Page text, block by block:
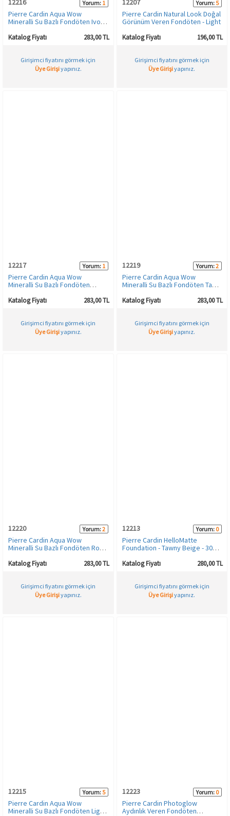
12216 Yorum: 1
Pierre Cardin Aqua Wow
Mineralli Su Bazlı Fondöten Ivory
Katalog Fiyatı 283,00 TL
Girişimci fiyatını görmek için
Üye Girişiyapınız.
12207 Yorum:5
Pierre Cardin Natural Look Doğal
Görünüm Veren Fondöten - Light
Katalog Fiyatı 196,00 TL
Girişimci fiyatını görmek için
Üye Girişiyapınız.
12217 Yorum: 1
Pierre Cardin Aqua Wow
Mineralli Su Bazlı Fondöten
Katalog Fiyatı 283,00 TL
Girişimci fiyatını görmek için
Üye Girişiyapınız.
12219 Yorum:2
Pierre Cardin Aqua Wow
Mineralli Su Bazlı Fondöten Tan
Katalog Fiyatı 283,00 TL
Girişimci fiyatını görmek için
Üye Girişiyapınız.
12220 Yorum:2
Pierre Cardin Aqua Wow
Mineralli Su Bazlı Fondöten Rose
Katalog Fiyatı 283,00 TL
Girişimci fiyatını görmek için
Üye Girişiyapınız.
12213 Yorum: 0
Pierre Cardin HelloMatte
Foundation - Tawny Beige - 30
Katalog Fiyatı 280,00 TL
Girişimci fiyatını görmek için
Üye Girişiyapınız.
12215 Yorum:5
Pierre Cardin Aqua Wow
Mineralli Su Bazlı Fondöten Light
12223 Yorum: 0
Pierre Cardin Photoglow
Aydınlık Veren Fondöten